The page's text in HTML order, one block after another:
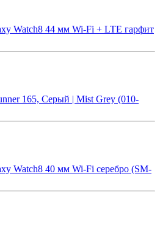
Watch8 44 мм Wi-Fi + LTE гарфит
165, Серый | Mist Grey (010-
Watch8 40 мм Wi-Fi серебро (SM-